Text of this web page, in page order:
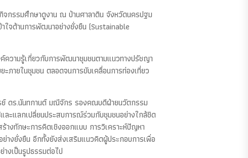
กรรมศึกษาดูงาน ณ บ้านศาลาดิน จังหวัดนครปฐม
ใจด้านการพัฒนาอย่างยั่งยืน (Sustainable
ความรู้เกี่ยวกับการพัฒนาชุมชนตามแนวทางปรัชญา
ภายในชุมชน ตลอดจนการขับเคลื่อนการท่องเที่ยว
ย์ ดร.นันทกานต์ มณีจักร รองคณบดีฝ่ายนวัตกรรม
ละแลกเปลี่ยนประสบการณ์ร่วมกับชุมชนอย่างใกล้ชิด
งทักษะการคิดเชิงออกแบบ การวิเคราะห์ปัญหา
างยั่งยืน อีกทั้งยังส่งเสริมแนวคิดผู้ประกอบการเพื่อ
งเป็นรูปธรรมต่อไป